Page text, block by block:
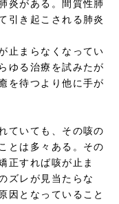
炎がある。間質性肺
引き起こされる肺炎
止まらなくなってい
ゆる治療を試みたが
を待つより他に手が
ていても、その咳の
とは多々ある。その
正すれば咳が止ま
ズレが見当たらな
因となっていること